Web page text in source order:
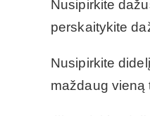
Nusipirkite
perskaitykite
Nusipirkite
maždaug vieną